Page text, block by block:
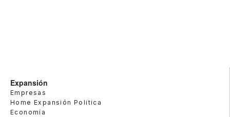
Expansión
Empresas
Home Expansión Politica
Economía